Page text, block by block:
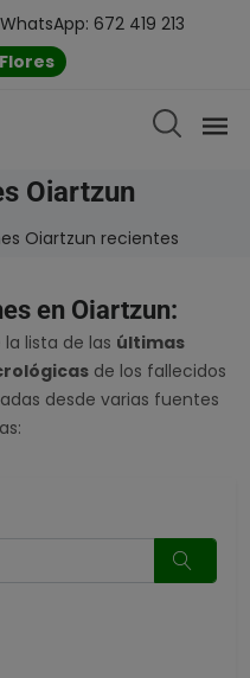
672 419 213
Oiartzun
Oiartzun recientes
en Oiartzun:
lista de las últimas
de los fallecidos
desde varias fuentes